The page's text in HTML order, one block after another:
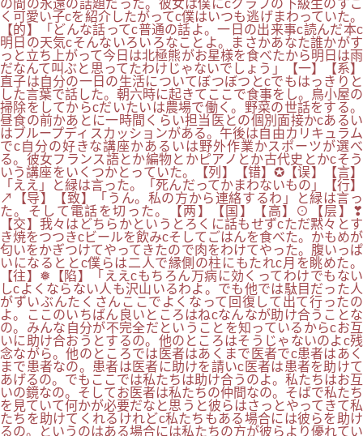
の間の永遠の話題だった。彼女は僕にcクラブの下級生のすご
く可愛い子cを紹介したがってc僕はいつも逃げまわっていた。
【的】「どんな話ってc普通の話よ。一日の出来事c読んだ本c
明日の天気cそんないろいろなことよ。まさかあなた誰かがす
っと立ち上がって今日は北極熊がお星様を食べたから明日は雨
だなんて叫ぶと思ってたわけじゃないでしょう」【一】【系】
直子は自分の一日の生活についてぼつぼつとcでもはっきりと
した言葉で話した。朝六時に起きてここで食事をし。鳥小屋の
掃除をしてからcだいたいは農場で働く。野菜の世話をする。
昼食の前かあとに一時間くらい担当医との個別面接かcあるい
はブループディスカッションがある。午後は自由カリキュラム
でc自分の好きな講座かあるいは野外作業かスポーツが選べ
る。彼女フランス語とか編物とかピアノとか古代史とかcそう
いう講座をいくつかとっていた。【列】【错】✪【误】【言】
「ええ」と緑は言った。「死んだってかまわないもの」【行】
↗【导】【致】「うん。私の方から連絡するわ」と緑は言っ
た。そして電話を切った。【两】【国】【高】⊙【层】❣
【交】我々はどちらかというとろくに話もせずcただ黙々とす
き焼をつつきcビールを飲みcそしてごはんを食べた。かもめが
匂いをかぎつけてやってきたので肉をわけてやった。腹いっぱ
いになるととc僕らは二人で縁側の柱にもたれc月を眺めた。
【往】❅【陷】「ええcもちろん万病に効くってわけでもない
しcよくならない人も沢山いるわよ。でも他では駄目だった人
がずいぶんたくさんここでよくなって回復して出て行ったの
よ。ここのいちばん良いところはねcなんなが助け合うことな
の。みんな自分が不完全だということを知っているからcお互
いに助け合おうとするの。他のところはそうじゃないのよc残
念ながら。他のところでは医者はあくまで医者でc患者はあく
まで患者なの。患者は医者に助けを請いc医者は患者を助けて
あげるの。でもここでは私たちは助け合うのよ。私たちはお互
いの鏡なの。そしてお医者は私たちの仲間なの。そばで私たち
を見ていて何かが必要だなと思うと彼らはさっとやってきて私
たちを助けてくれるけれどc私たちもある場合には彼らを助け
るの。というのはある場合には私たちの方が彼らより優れてい